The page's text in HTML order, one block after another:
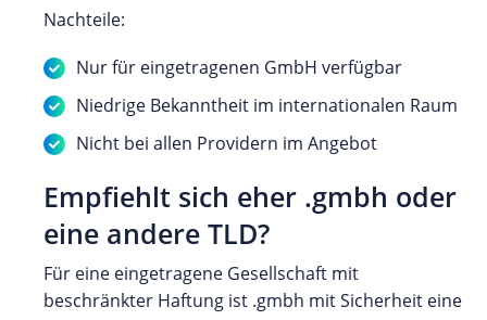
Nachteile:
Nur für eingetragenen GmbH verfügbar
Niedrige Bekanntheit im internationalen Raum
Nicht bei allen Providern im Angebot
Empfiehlt sich eher .gmbh oder
eine andere TLD?
Für eine eingetragene Gesellschaft mit
beschränkter Haftung ist .gmbh mit Sicherheit eine